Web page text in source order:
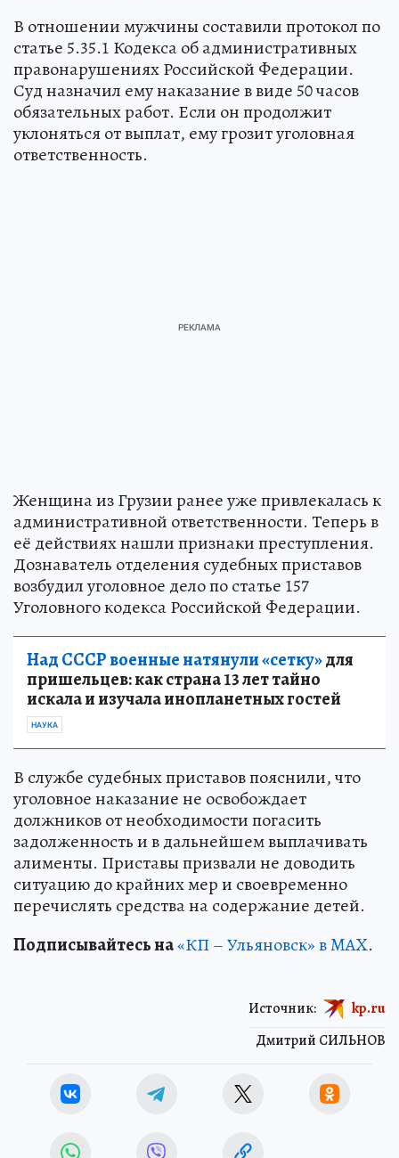
В отношении мужчины составили протокол по
статье 5.35.1 Кодекса об административных
правонарушениях Российской Федерации.
Суд назначил ему наказание в виде 50 часов
обязательных работ. Если он продолжит
уклоняться от выплат, ему грозит уголовная
ответственность.
Женщина из Грузии ранее уже привлекалась к
административной ответственности. Теперь в
её действиях нашли признаки преступления.
Дознаватель отделения судебных приставов
возбудил уголовное дело по статье 157
Уголовного кодекса Российской Федерации.
Над СССР военные натянули «сетку»для
пришельцев: как страна 13 лет тайно
искала и изучала инопланетных гостей
НАУКА
В службе судебных приставов пояснили, что
уголовное наказание не освобождает
должников от необходимости погасить
задолженность и в дальнейшем выплачивать
алименты. Приставы призвали не доводить
ситуацию до крайних мер и своевременно
перечислять средства на содержание детей.
Подписывайтесь на«КП – Ульяновск» в MAX.
Дмитрий СИЛЬНОВ
Источник: kp.ru